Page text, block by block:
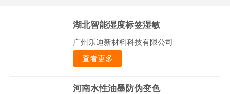
湖北智能湿度标签湿敏
广州乐迪新材料科技有限公司
查看更多
河南水性油墨防伪变色